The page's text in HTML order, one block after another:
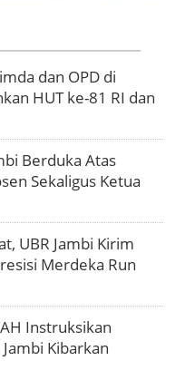
dan OPD di
HUT ke-81 RI dan
Berduka Atas
Sekaligus Ketua
UBR Jambi Kirim
Merdeka Run
Instruksikan
Kibarkan